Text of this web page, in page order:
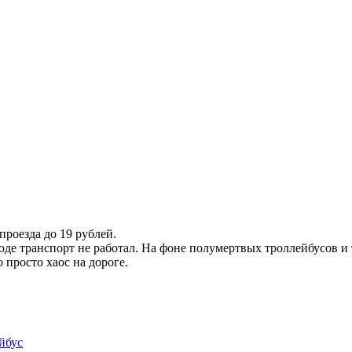
до 19 рублей.
транспорт не работал. На фоне полумертвых троллейбусов
хаос на дороге.